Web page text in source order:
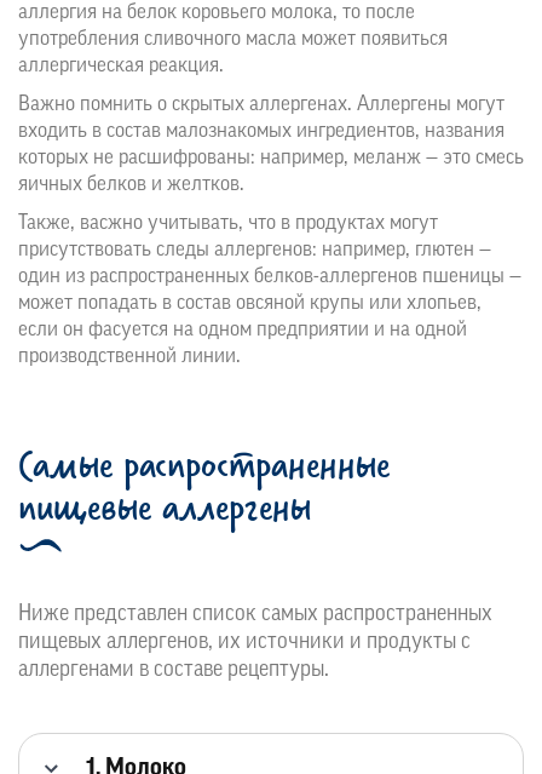
аллергия на белок коровьего молока, то после
употребления сливочного масла может появиться
аллергическая реакция.
Важно помнить о скрытых аллергенах. Аллергены могут
входить в состав малознакомых ингредиентов, названия
которых не расшифрованы: например, меланж — это смесь
яичных белков и желтков.
Также, васжно учитывать, что в продуктах могут
присутствовать следы аллергенов: например, глютен —
один из распространенных белков-аллергенов пшеницы —
может попадать в состав овсяной крупы или хлопьев,
если он фасуется на одном предприятии и на одной
производственной линии.
Самые распространенные
пищевые аллергены
Ниже представлен список самых распространенных
пищевых аллергенов, их источники и продукты с
аллергенами в составе рецептуры.
1. Молоко